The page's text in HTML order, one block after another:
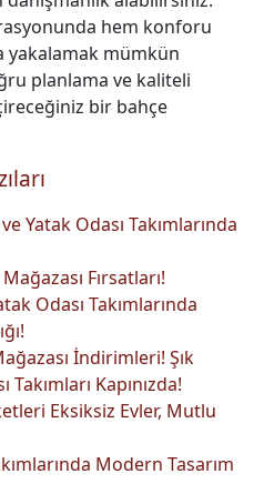
hem konforu
yakalamak mümkün
planlama ve kaliteli
bir bahçe
Yatak Odası Takımlarında
Fırsatları!
Odası Takımlarında
İndirimleri! Şık
Kapınızda!
Eksiksiz Evler, Mutlu
Modern Tasarım